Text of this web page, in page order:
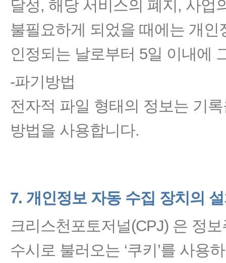
달성, 해당 서비스의 폐지, 사업
불필요하게 되었을 때에는 개
인정되는 날로부터 5일 이내에
-파기방법
전자적 파일 형태의 정보는 기
방법을 사용합니다.
7. 개인정보 자동 수집 장치의
크리스천포토저널(CPJ) 은 정
수시로 불러오는 ‘쿠키’를 사용